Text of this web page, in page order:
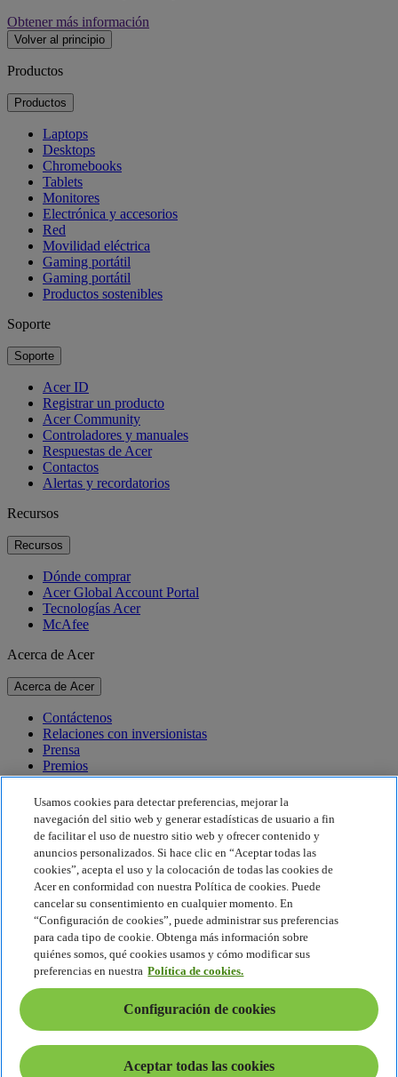
Obtener más información
Volver al principio
Productos
Productos
Laptops
Desktops
Chromebooks
Tablets
Monitores
Electrónica y accesorios
Red
Movilidad eléctrica
Gaming portátil
Gaming portátil
Productos sostenibles
Soporte
Soporte
Acer ID
Registrar un producto
Acer Community
Controladores y manuales
Respuestas de Acer
Contactos
Alertas y recordatorios
Recursos
Recursos
Dónde comprar
Acer Global Account Portal
Tecnologías Acer
McAfee
Acerca de Acer
Acerca de Acer
Contáctenos
Relaciones con inversionistas
Prensa
Premios
Eventos
Sostenibilidad
Sostenibilidad
Responsabilidad social corporativa
Huella de carbono del producto
Proyecto Humanity
Earthion
Política de privacidad
Política de cookies
Aviso legal
Información legal adicional
Política de accesibilidad
Configuración de cookies
América Latina - Español
Usamos cookies para detectar preferencias, mejorar la
navegación del sitio web y generar estadísticas de usuario a fin
de facilitar el uso de nuestro sitio web y ofrecer contenido y
anuncios personalizados. Si hace clic en “Aceptar todas las
cookies”, acepta el uso y la colocación de todas las cookies de
Acer en conformidad con nuestra Política de cookies. Puede
cancelar su consentimiento en cualquier momento. En
“Configuración de cookies”, puede administrar sus preferencias
para cada tipo de cookie. Obtenga más información sobre
quiénes somos, qué cookies usamos y cómo modificar sus
preferencias en nuestra Política de cookies.
Configuración de cookies
Aceptar todas las cookies